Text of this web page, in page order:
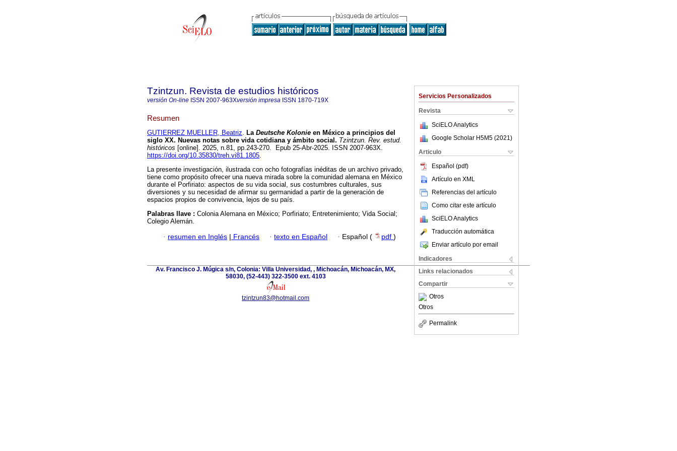
Servicios Personalizados
Revista
SciELO Analytics
Google Scholar H5M5 (2021 )
Articulo
Español (pdf)
Artículo en XML
Referencias del artículo
Como citar este artículo
SciELO Analytics
Traducción automática
Enviar artículo por email
Indicadores
Links relacionados
Compartir
Otros
Otros
Permalink
Tzintzun. Revista de estudios históricos
versión On-line ISSN 2007-963Xversión impresa ISSN 1870-719X
Resumen
GUTIERREZ MUELLER, Beatriz. La Deutsche Kolonie en México a principios del
siglo XX. Nuevas notas sobre vida cotidiana y ámbito social. Tzintzun. Rev. estud.
históricos [online]. 2025, n.81, pp.243-270. Epub 25-Abr-2025. ISSN 2007-963X.
https://doi.org/10.35830/treh.vi81.1805.
La presente investigación, ilustrada con ocho fotografías inéditas de un archivo privado,
tiene como propósito ofrecer una nueva mirada sobre la comunidad alemana en México
durante el Porfiriato: aspectos de su vida social, sus costumbres culturales, sus
diversiones y su necesidad de afirmar su germanidad a partir de la generación de
espacios propios de convivencia, lejos de su país.
Palabras llave : Colonia Alemana en México; Porfiriato; Entretenimiento; Vida Social;
Colegio Alemán.
· resumen en Inglés | Francés · texto en Español · Español ( pdf )
Av. Francisco J. Múgica s/n, Colonia: Villa Universidad, , Michoacán, Michoacán, MX,
58030, (52-443) 322-3500 ext. 4103
tzintzun83@hotmail.com